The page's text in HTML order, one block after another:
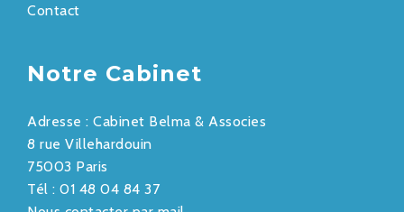
Contact
Notre Cabinet
Adresse : Cabinet Belma & Associes
8 rue Villehardouin
75003 Paris
Tél : 01 48 04 84 37